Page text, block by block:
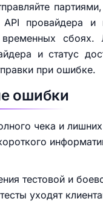
API провайдера и
сбоях.
и статус
при ошибке.
ошибки
чека и
тестовой и
уходят